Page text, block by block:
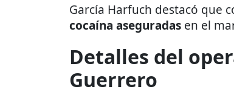
García Harfuch destacó que
cocaína aseguradas en el
Detalles del
Guerrero